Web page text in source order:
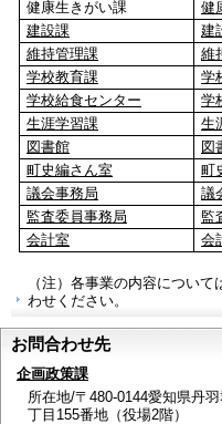
健康生きがい課
健
建設課
建
維持管理課
維
学校教育課
学
学校給食センター
学
生涯学習課
生
図書館
図
町史編さん室
町
議会事務局
議
監査委員事務局
監
会計室
会
（注）各事業の内容につい
わせください。
お問合わせ先
企画政策課
所在地/〒480-0144愛知県丹
丁目155番地（役場2階）